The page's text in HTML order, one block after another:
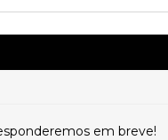
em breve!